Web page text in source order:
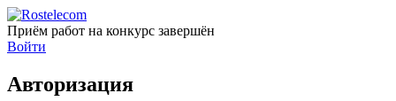
Приём работ на конкурс завершён
Войти
Авторизация